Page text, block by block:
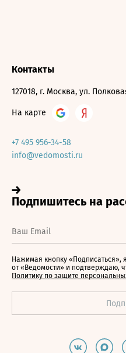
Контакты
127018, г. Москва, ул.
На карте
+7 495 956-34-58
info@vedomosti.ru
Нажимая кнопку «Подписаться»,
от «Ведомости» и подтверждаю,
Политику по защите